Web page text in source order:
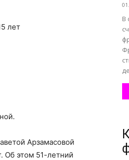
лет
Арзамасовой
Об этом 51-летний
В